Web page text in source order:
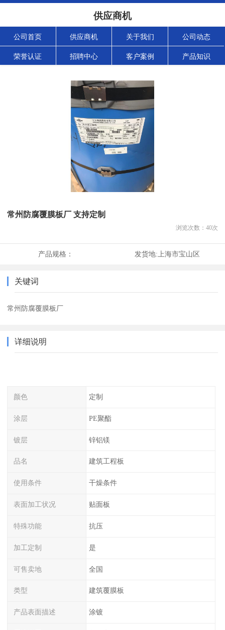
供应商机
公司首页 供应商机 关于我们 公司动态
荣誉认证 招聘中心 客户案例 产品知识
常州防腐覆膜板厂 支持定制
浏览次数： 40次
产品规格： 发货地: 上海市宝山区
关键词
常州防腐覆膜板厂
详细说明
颜色 定制
涂层 PE聚酯
镀层 锌铝镁
品名 建筑工程板
使用条件 干燥条件
表面加工状况 贴面板
特殊功能 抗压
加工定制 是
可售卖地 全国
类型 建筑覆膜板
产品表面描述 涂镀